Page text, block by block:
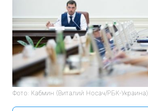
Фото: Кабмин (Виталий Носач/РБК-Украина)